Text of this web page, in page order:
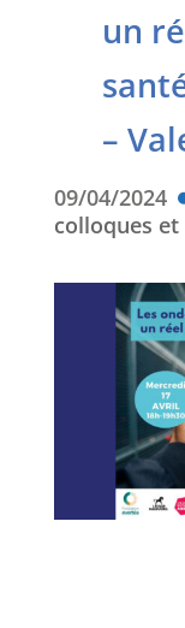
un
–
09/04/2024
colloques et